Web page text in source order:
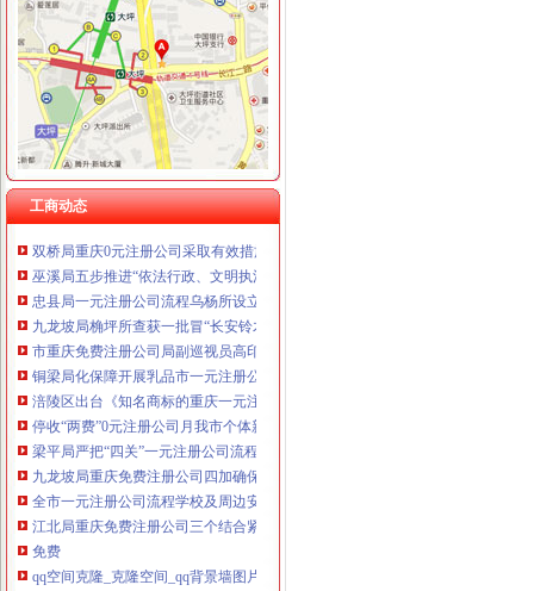
工商动态
工商动态
沙坪坝局抓住“五个关键”0元注册公司流程推动重点工作全面开展
江津局“两手抓”一元注册公司流程积构建食品安全监管长效机制
云局1元注册公司五措并举促农村经纪人健康发展
永川局0元注册公司流程化合同帮扶制度支持涉农企业发展
渝中“12315”一元注册公司巡查车再添便民服务新功能
沙坪坝局免费注册公司部分工商所上门验照贴花 促进监管服务两统一
永川局0元注册公司实施四项工程提升工商服务质量有实效
沙坪坝局以四型模范为指针造“四型”0元注册公司领导班子
巫溪局五步推进“依法行政、文明执法、树立形象”免费注册公司专项教育培训工
忠县局一元注册公司流程乌杨所设立食品咨询投诉点到企业
九龙坡局桷坪所查获一批冒“长安铃木”的重庆一元注册公司后视镜总成
市重庆免费注册公司局副巡视员高印平到高新区局检查指导工作
铜梁局化保障开展乳品市一元注册公司流程场清理整有实效
涪陵区出台《知名商标的重庆一元注册公司认定与保护办法》
停收“两费”0元注册公司月我市个体新发展数大幅增长
梁平局严把“四关”一元注册公司流程化成品油市场监管
九龙坡局重庆免费注册公司四加确保花博会顺利开幕
全市一元注册公司流程学校及周边安综合理专项整取得阶段成果
江北局重庆免费注册公司三个结合紧急清查含三聚氰胺液态奶
免费
qq空间克隆_克隆空间_qq背景墙图片大全_qq克隆空间免费下载
同花顺免费炒股软件下载_免费PC股票软件排行榜_同花顺下载中心